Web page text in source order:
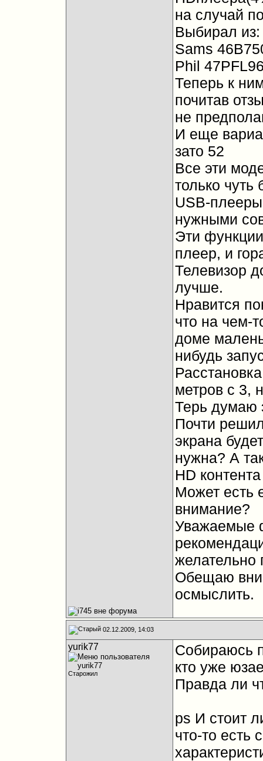
на случай
Выбирал из:
Sams
Phil
Теперь к
почитав
не
И еще
зато 52
Все эти
только чуть
USB-
нужными
Эти
плеер, и
Телевизор
лучше.
Нравится
что на чем-
доме
нибудь
метров с 3,
Терь думаю
Почти
экрана
нужна? А
HD
Может есть
внимание?
Уважаемые
желательно
Обещаю
осмыслить.
02.12.2009, 14:03
yurik77
Старожил
Собираюсь
кто уже
Правда ли
ps И стоит
что-то есть